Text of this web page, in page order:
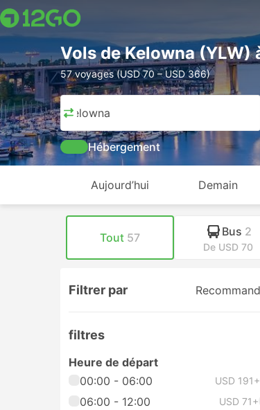
Vols de Kelowna (YLW)
57 voyages (USD 70 – USD 366)
Kelowna
Hébergement
Aujourd’hui Demain
Tout 57 Bus 2
De USD 70
Filtrer par
filtres
Heure de départ
00:00 - 06:00
USD 191+
06:00 - 12:00 USD 71+